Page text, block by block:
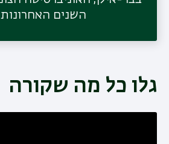
השנים האחרונות
גלו כל מה שקורה